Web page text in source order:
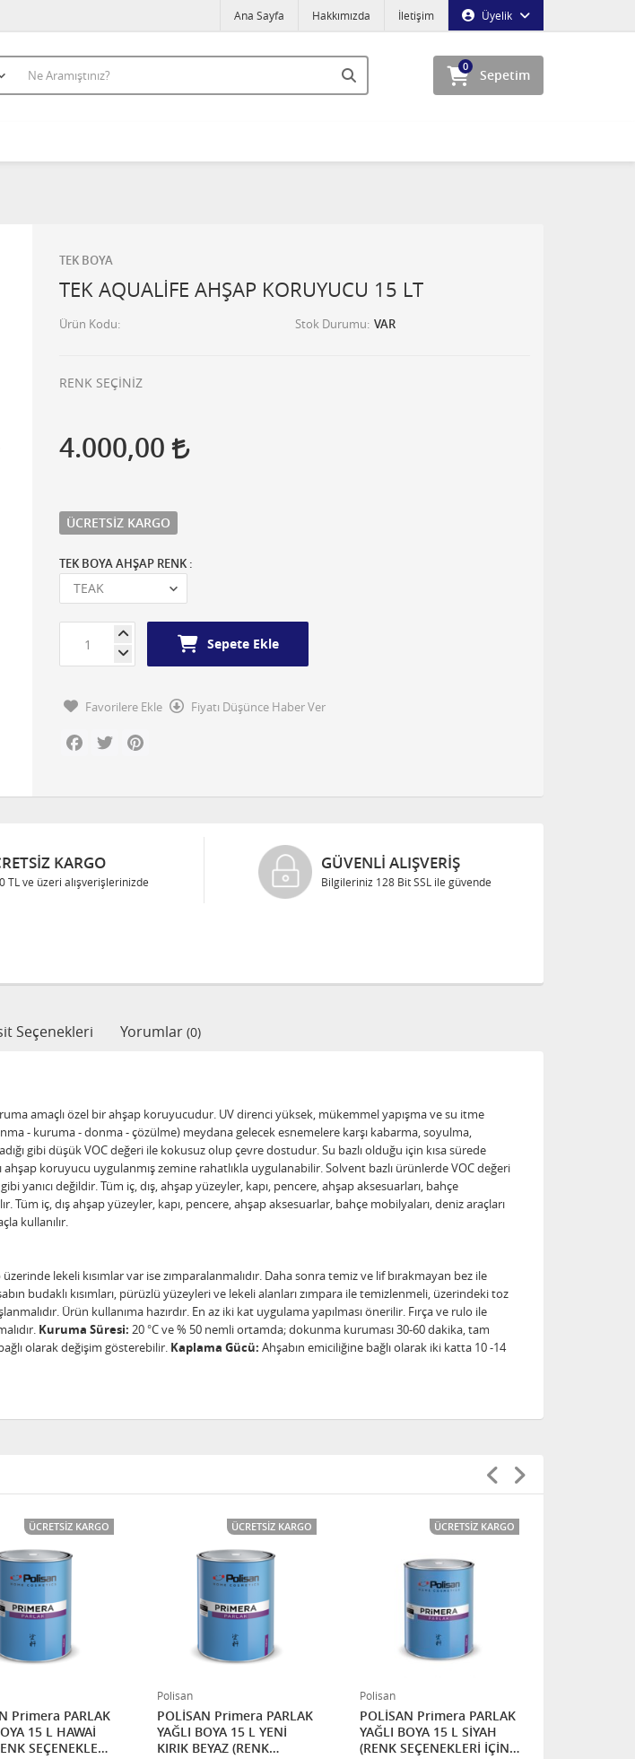
Üyelik
Ana Sayfa Hakkımızda İletişim
Sepetim
0
TEK BOYA
TEK AQUALİFE AHŞAP KORUYUCU 15 LT
Ürün Kodu Stok Durumu VAR
RENK SEÇİNİZ
4.000,00
ÜCRETSIZ KARGO
TEK BOYA AHŞAP RENK :
Sepete Ekle
Favorilere Ekle
Fiyatı Düşünce Haber Ver
Facebook
Twitter
ALIŞVERIŞ
128 Bit SSL ile güvende
KREDI KARTLARINA
Taksitli Satış
Seçenekleri Yorumlar (0)
amaçlı özel bir ahşap koruyucudur. UV direnci yüksek, mükemmel yapışma ve su itme
- kuruma - donma - çözülme) meydana gelecek esnemelere karşı kabarma, soyulma,
gibi düşük VOC değeri ile kokusuz olup çevre dostudur. Su bazlı olduğu için kısa sürede
koruyucu uygulanmış zemine rahatlıkla uygulanabilir. Solvent bazlı ürünlerde VOC değeri
değildir. Tüm iç, dış, ahşap yüzeyler, kapı, pencere, ahşap aksesuarları, bahçe
iç, dış ahşap yüzeyler, kapı, pencere, ahşap aksesuarlar, bahçe mobilyaları, deniz araçları
kullanılır.
lekeli kısımlar var ise zımparalanmalıdır. Daha sonra temiz ve lif bırakmayan bez ile
budaklı kısımları, pürüzlü yüzeyleri ve lekeli alanları zımpara ile temizlenmeli, üzerindeki toz
Ürün kullanıma hazırdır. En az iki kat uygulama yapılması önerilir. Fırça ve rulo ile
Kuruma Süresi: 20 °C ve % 50 nemli ortamda; dokunma kuruması 30-60 dakika, tam
olarak değişim gösterebilir. Kaplama Gücü: Ahşabın emiciliğine bağlı olarak iki katta 10 -14
ÜCRETSIZ KARGO
PARLAK
15 L HAWAİ
SEÇENEKLERİ
ÜCRETSIZ KARGO
Polisan
POLİSAN Primera PARLAK
YAĞLI BOYA 15 L YENİ
KIRIK BEYAZ (RENK
ÜCRETSIZ KARGO
Polisan
POLİSAN Primera PARLAK
YAĞLI BOYA 15 L SİYAH
(RENK SEÇENEKLERİ İÇİN